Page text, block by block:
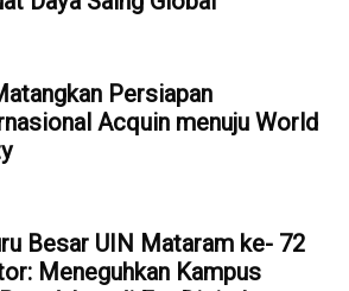
Persiapan
Acquin menuju World
Besar UIN Mataram ke- 72
Meneguhkan Kampus